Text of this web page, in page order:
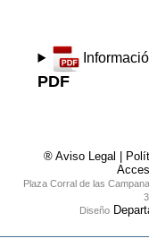
PDF
® Aviso Legal |
Plaza Corral de las
Diseño